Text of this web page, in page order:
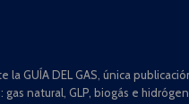
GUÍA DEL GAS, única
natural, GLP, biogás e